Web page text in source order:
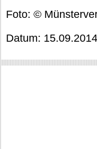
Foto: ©
Datum: 15.09.2014